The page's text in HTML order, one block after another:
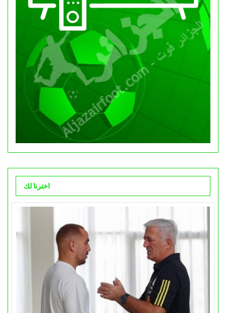
اخترنا لك